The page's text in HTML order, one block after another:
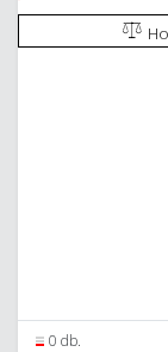
0 db.